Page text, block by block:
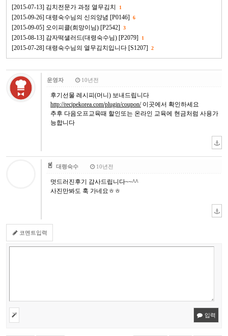
[2015-07-13] 김치전문가 과정 열무김치 1
[2015-09-26] 대령숙수님의 신의양념 [P0146] 6
[2015-09-05] 오이피클(희망이님) [P2542] 3
[2015-08-13] 감자떡샐러드(대령숙수님) [P2079] 1
[2015-07-28] 대령숙수님의 열무김치입니다 [S1207] 2
운영자 10년전
후기선물 레시피(머니) 보내드립니다
http://recipekorea.com/plugin/coupon/이곳에서 확인하세요
추후 다음오프교육때 할인또는 온라인 교육에 현금처럼 사용가
능합니다
대령숙수 10년전
멋드러진후기 감사드립니다~~^^
사진만봐도 훅 가네요ㅎㅎ
코멘트입력
입력